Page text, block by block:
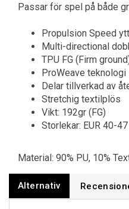
Passar för spel på både
Propulsion Speed
Multi-directional
TPU FG (Firm
ProWeave teknologi
Delar tillverkad av
Stretchig textilplös
Vikt: 192gr (FG)
Storlekar: EUR 40-47
Material: 90% PU, 10%
Alternativ